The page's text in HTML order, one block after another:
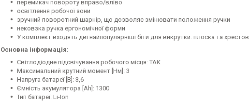
перемикач повороту вправо/вліво
освітлення робочої зони
зручний поворотний шарнір, що дозволяє змінювати положення ручки
нековзка ручка ергономічної форми
У комплект входять дві найпопулярніші біти для викрутки: плоска та
Основна інформація:
Світлодіодне підсвічування робочого місця: ТАК
Максимальний крутний момент [Нм]: 3
Напруга батареї [В]: 3,6
Ємність акумулятора [Ah]: 1300
Тип батареї: Li-Ion